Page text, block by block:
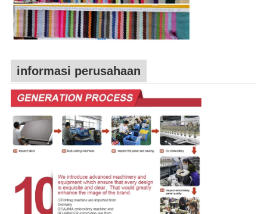
informasi perusahaan